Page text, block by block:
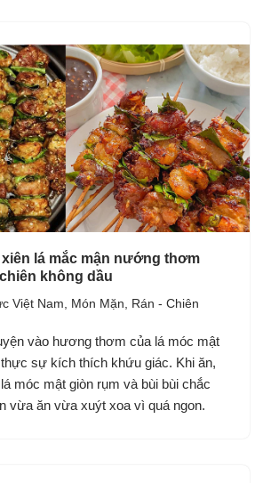
lá mắc mận nướng thơm
không dầu
Việt Nam, Món Mặn, Rán - Chiên
vào hương thơm của lá móc mật
sự kích thích khứu giác. Khi ăn,
móc mật giòn rụm và bùi bùi chắc
vừa ăn vừa xuýt xoa vì quá ngon.